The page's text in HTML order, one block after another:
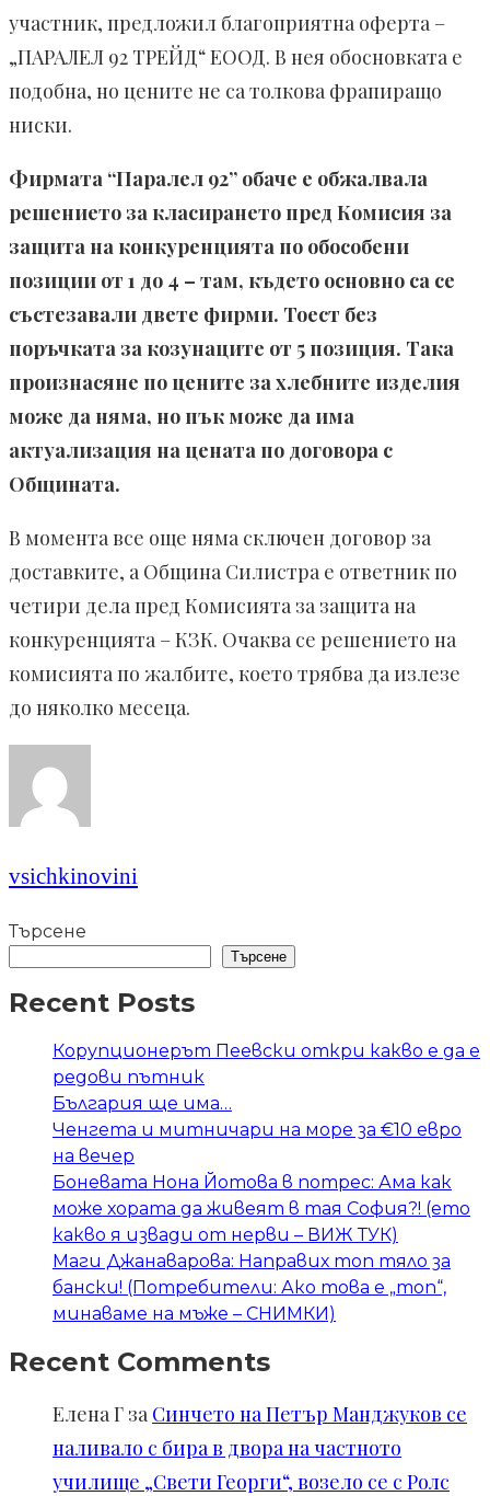
участник, предложил благоприятна оферта –
„ПАРАЛЕЛ 92 ТРЕЙД“ ЕООД. В нея обосновката е
подобна, но цените не са толкова фрапиращо
ниски.
Фирмата “Паралел 92” обаче е обжалвала
решението за класирането пред Комисия за
защита на конкуренцията по обособени
позиции от 1 до 4 – там, където основно са се
състезавали двете фирми. Тоест без
поръчката за козунаците от 5 позиция. Така
произнасяне по цените за хлебните изделия
може да няма, но пък може да има
актуализация на цената по договора с
Общината.
В момента все още няма сключен договор за
доставките, а Община Силистра е ответник по
четири дела пред Комисията за защита на
конкуренцията – КЗК. Очаква се решението на
комисията по жалбите, което трябва да излезе
до няколко месеца.
vsichkinovini
Търсене
Търсене
Recent Posts
Корупционерът Пеевски откри какво е да е
редови пътник
България ще има…
Ченгета и митничари на море за €10 евро
на вечер
Боневата Нона Йотова в потрес: Ама как
може хората да живеят в тая София?! (ето
какво я извади от нерви – ВИЖ ТУК)
Маги Джанаварова: Направих топ тяло за
бански! (Потребители: Ако това е „топ“,
минаваме на мъже – СНИМКИ)
Recent Comments
Елена Г за Синчето на Петър Манджуков се
наливало с бира в двора на частното
училище „Свети Георги“, возело се с Ролс